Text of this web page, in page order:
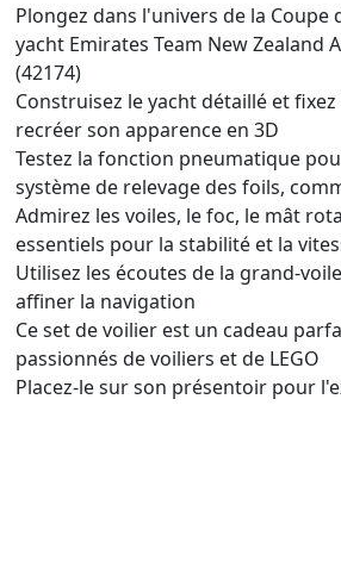
Plongez dans l'univers de la Coupe
yacht Emirates Team New Zealand
(42174)
Construisez le yacht détaillé et
recréer son apparence en 3D
Testez la fonction pneumatique
système de relevage des foils,
Admirez les voiles, le foc, le mât
essentiels pour la stabilité et la
Utilisez les écoutes de la grand-
affiner la navigation
Ce set de voilier est un cadeau
passionnés de voiliers et de LEGO
Placez-le sur son présentoir pour